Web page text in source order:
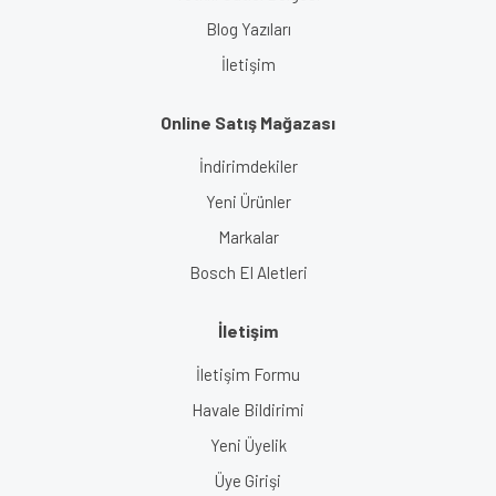
Blog Yazıları
İletişim
Online Satış Mağazası
İndirimdekiler
Yeni Ürünler
Markalar
Bosch El Aletleri
İletişim
İletişim Formu
Havale Bildirimi
Yeni Üyelik
Üye Girişi